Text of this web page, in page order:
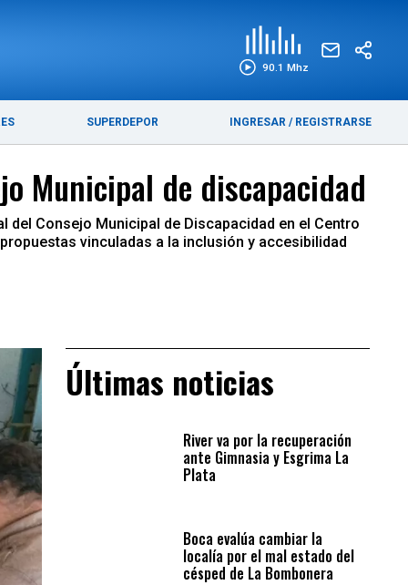
90.1 Mhz
SUPERDEPOR INGRESAR / REGISTRARSE
Municipal de discapacidad
del Consejo Municipal de Discapacidad en el Centro
vinculadas a la inclusión y accesibilidad
Últimas noticias
River va por la recuperación
ante Gimnasia y Esgrima La
Plata
Boca evalúa cambiar la
localía por el mal estado del
césped de La Bombonera